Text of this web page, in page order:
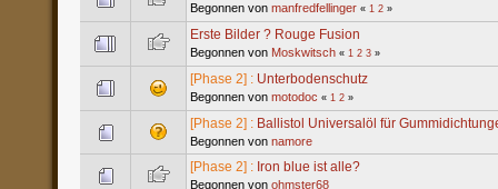
Begonnen von manfredfellinger « 1 2 »
Erste Bilder ? Rouge Fusion
Begonnen von Moskwitsch « 1 2 3 »
[Phase 2] : Unterbodenschutz
Begonnen von motodoc « 1 2 »
[Phase 2] : Ballistol Universalöl für
Begonnen von namore
[Phase 2] : Iron blue ist alle?
Begonnen von ohmster68